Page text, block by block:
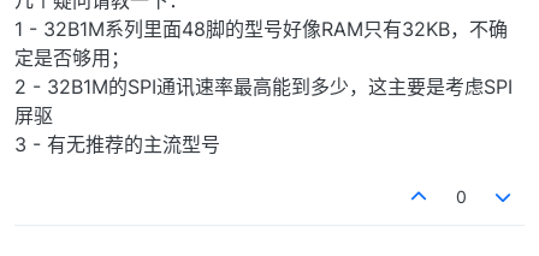
1 - 32B1M系列里面48脚的型号好像RAM只有32KB，不确
定是否够用；
2 - 32B1M的SPI通讯速率最高能到多少，这主要是考虑SPI
屏驱
3 - 有无推荐的主流型号
0